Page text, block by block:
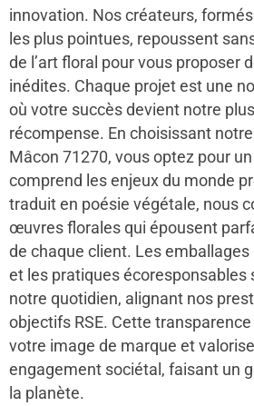
innovation. Nos créateurs,
les plus pointues, repoussent
de l’art floral pour vous proposer
inédites. Chaque projet est une
où votre succès devient notre
récompense. En choisissant
Mâcon 71270, vous optez pour
comprend les enjeux du monde
traduit en poésie végétale, nous
œuvres florales qui épousent
de chaque client. Les
et les pratiques
notre quotidien, alignant nos
objectifs RSE. Cette
votre image de marque et
engagement sociétal, faisant un
la planète.